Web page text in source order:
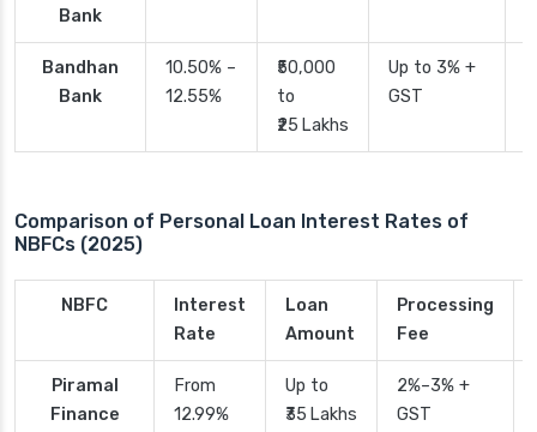
Bank
Bandhan
Bank
10.50% –
12.55%
₹50,000
to
₹25 Lakhs
Up to 3% +
GST
Comparison of Personal Loan Interest Rates of
NBFCs (2025)
NBFC
Interest
Rate
Loan
Amount
Processing
Fee
Piramal
Finance
From
12.99%
Up to
₹35 Lakhs
2%–3% +
GST